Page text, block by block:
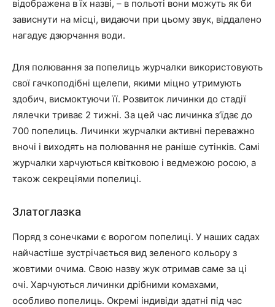
відображена в їх назві, – в польоті вони можуть як би
зависнути на місці, видаючи при цьому звук, віддалено
нагадує дзюрчання води.
Для полювання за попелиць журчалки використовують
свої гачкоподібні щелепи, якими міцно утримують
здобич, висмоктуючи її. Розвиток личинки до стадії
лялечки триває 2 тижні. За цей час личинка з’їдає до
700 попелиць. Личинки журчалки активні переважно
вночі і виходять на полювання не раніше сутінків. Самі
журчалки харчуються квітковою і ведмежою росою, а
також секреціями попелиці.
Златоглазка
Поряд з сонечками є ворогом попелиці. У наших садах
найчастіше зустрічається вид зеленого кольору з
жовтими очима. Свою назву жук отримав саме за ці
очі. Харчуються личинки дрібними комахами,
особливо попелиць. Окремі індивіди здатні під час